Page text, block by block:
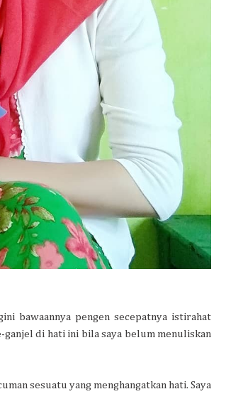
bawaannya pengen secepatnya istirahat
ganjel di hati ini bila saya belum menuliskan
sesuatu yang menghangatkan hati. Saya